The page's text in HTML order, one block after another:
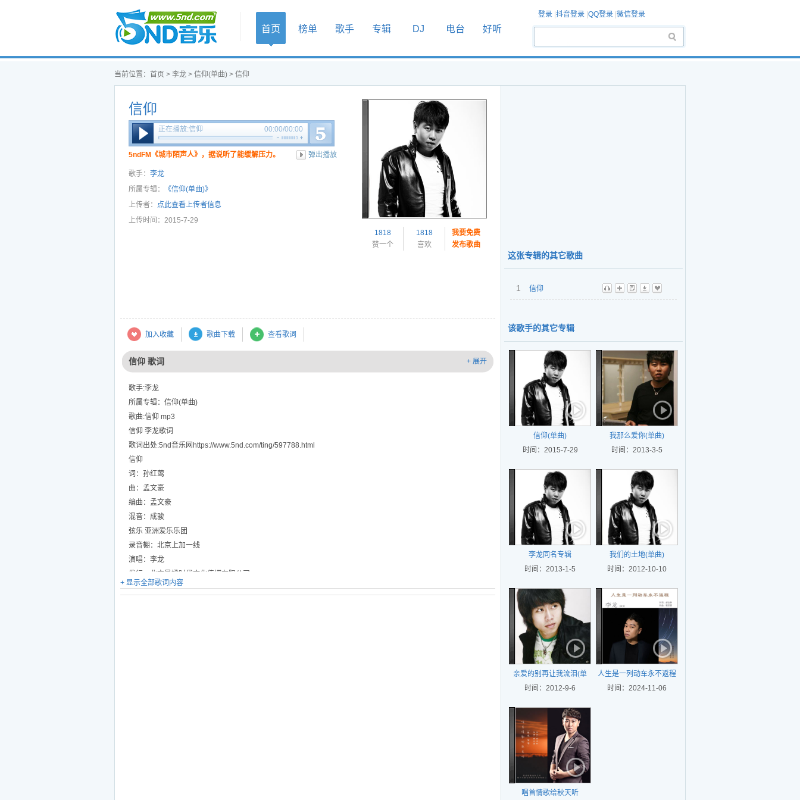
首页
首页 榜单 歌手 专辑 DJ 电台 好听
登录 抖音登录 QQ登录 微信登录
当前位置： 首页 > 李龙 > 信仰(单曲) > 信仰
信仰
正在播放:信仰 00:00/00:00
5ndFM《城市陌声人》，据说听了能缓解压力。 弹出播放
歌手： 李龙
所属专辑：
《信仰(单曲)》
上传者： 点此查看上传者信息
上传时间：2015-7-29
1818
赞一个
1818
喜欢
我要免费
发布歌曲
加入收藏 歌曲下载 查看歌词
信仰 歌词 + 展开
歌手:李龙
所属专辑：信仰(单曲)
歌曲:信仰 mp3
信仰 李龙歌词
歌词出处:5nd音乐网https://www.5nd.com/ting/597788.html
信仰
词：孙红莺
曲：孟文豪
编曲：孟文豪
混音：成骏
弦乐 亚洲爱乐乐团
录音棚：北京上加一线
演唱：李龙
发行：北京星橙时代文化传媒有限公司
+ 显示全部歌词内容
这张专辑的其它歌曲
1
信仰
听
播 歌 下 收
该歌手的其它专辑
信仰(单曲)
时间：2015-7-29
我那么爱你(单曲)
时间：2013-3-5
李龙同名专辑
时间：2013-1-5
我们的土地(单曲)
时间：2012-10-10
亲爱的别再让我流泪(单
曲)
时间：2012-9-6
人生是一列动车永不返程
时间：2024-11-06
唱首情歌给秋天听